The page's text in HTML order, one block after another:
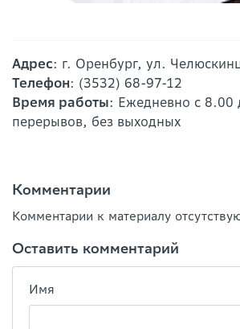
Адрес: г. Оренбург, ул.
Телефон: (3532) 68-97-12
Время работы: Ежедневно с 8.00
перерывов, без выходных
Комментарии
Комментарии к материалу
Оставить комментарий
Имя